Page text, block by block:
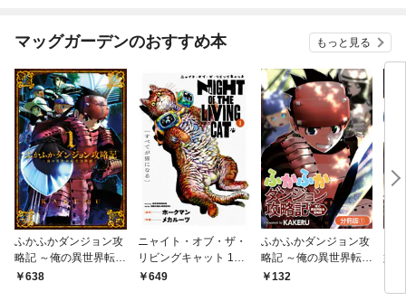
マッグガーデンのおすすめ本 もっと見る
ふかふかダンジョン攻
略記 ～俺の異世界転生
冒険譚～ 1巻
638
ニャイト・オブ・ザ・
リビングキャット 1巻
すべてが猫になる
649
ふかふかダンジョン攻
略記 ～俺の異世界転生
冒険譚～【分冊版】 1
132
嬢
隊